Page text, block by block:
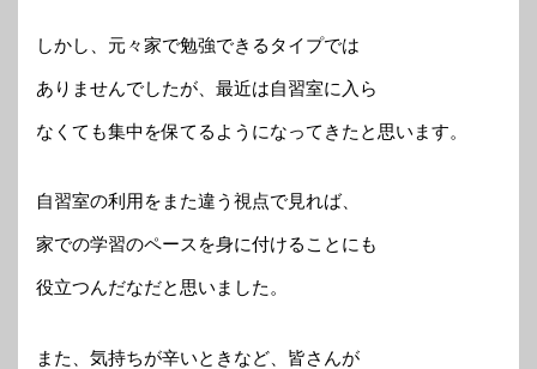
しかし、元々家で勉強できるタイプでは
ありませんでしたが、最近は自習室に入ら
なくても集中を保てるようになってきたと思います。
自習室の利用をまた違う視点で見れば、
家での学習のペースを身に付けることにも
役立つんだなだと思いました。
また、気持ちが辛いときなど、皆さんが